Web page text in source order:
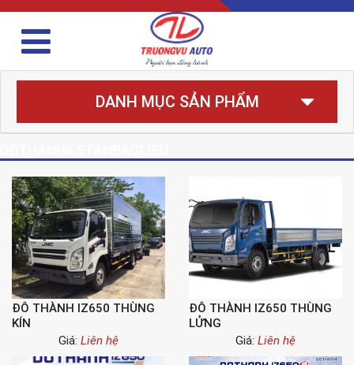
DANH MỤC SẢN PHẨM
ĐÔ THÀNH IZ650 THÙNG
KÍN
Giá: Liên hệ
ĐÔ THÀNH IZ650 THÙNG
LỬNG
Giá: Liên hệ